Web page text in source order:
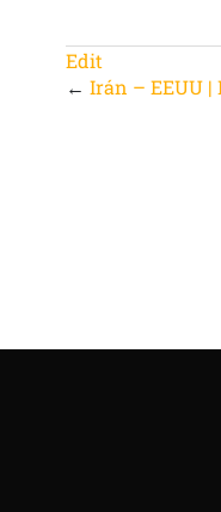
Edit
←Irán – EEUU |